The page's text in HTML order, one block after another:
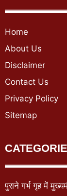
Home
About Us
Disclaimer
Contact Us
Privacy Policy
Sitemap
पुराने गर्भ गृह में